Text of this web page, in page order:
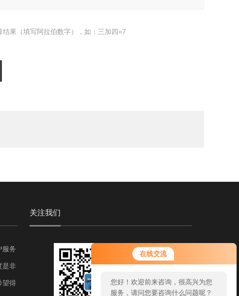
在线交流
您好！欢迎前来咨询，很高兴为您
服务，请问您要咨询什么问题呢？
结果（填写阿拉伯数字），如：三加四=7
服务
是非
望得
关注我们